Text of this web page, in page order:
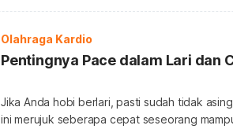
tubuh tidak bungkuk. Pilihan olahraga agar
Olahraga Kardio
Pentingnya Pace dalam Lari dan
Jika Anda hobi berlari, pasti sudah tidak
ini merujuk seberapa cepat seseorang